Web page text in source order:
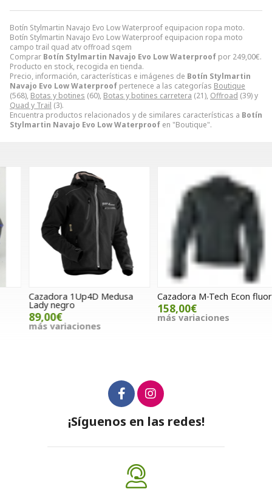
Botín Stylmartin Navajo Evo Low Waterproof equipacion ropa moto.
Botín Stylmartin Navajo Evo Low Waterproof equipacion ropa moto
campo trail quad atv offroad sqem
Comprar Botín Stylmartin Navajo Evo Low Waterproof por 249,00€.
Producto en stock, recogida en tienda.
Precio, información, características e imágenes de Botín Stylmartin
Navajo Evo Low Waterproof pertenece a las categorías Boutique
(568), Botas y botines (60), Botas y botines carretera (21), Offroad (39) y
Quad y Trail (3).
Encuentra productos relacionados y de similares características a Botín
Stylmartin Navajo Evo Low Waterproof en "Boutique".
Cazadora 1Up4D Medusa
Lady negro
89,00€
más variaciones
Cazadora M-Tech Econ fluor
158,00€
más variaciones
¡Síguenos en las redes!